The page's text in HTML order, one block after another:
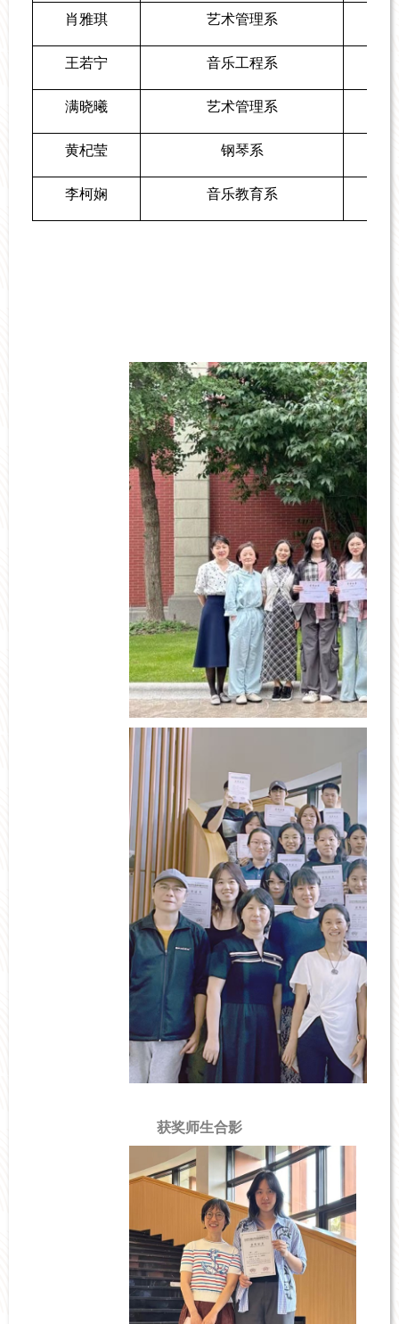
肖雅琪 艺术管理系
王若宁 音乐工程系
满晓曦 艺术管理系
黄杞莹 钢琴系
李柯娴 音乐教育系
获奖师生合影